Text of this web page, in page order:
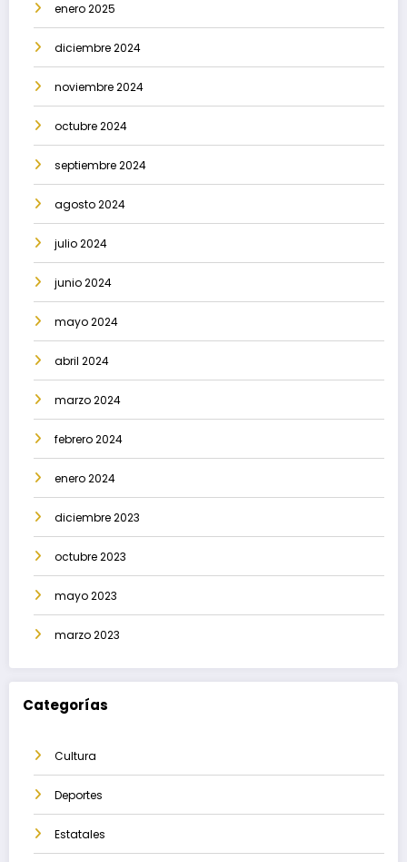
enero 2025
diciembre 2024
noviembre 2024
octubre 2024
septiembre 2024
agosto 2024
julio 2024
junio 2024
mayo 2024
abril 2024
marzo 2024
febrero 2024
enero 2024
diciembre 2023
octubre 2023
mayo 2023
marzo 2023
Categorías
Cultura
Deportes
Estatales